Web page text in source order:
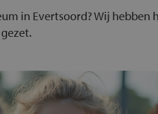
in Evertsoord? Wij